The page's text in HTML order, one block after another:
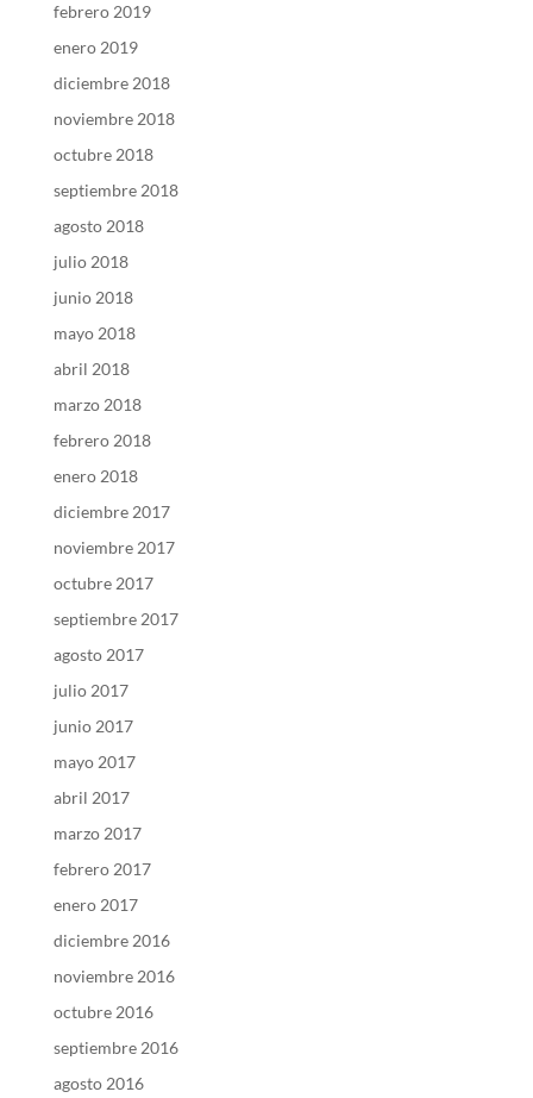
febrero 2019
enero 2019
diciembre 2018
noviembre 2018
octubre 2018
septiembre 2018
agosto 2018
julio 2018
junio 2018
mayo 2018
abril 2018
marzo 2018
febrero 2018
enero 2018
diciembre 2017
noviembre 2017
octubre 2017
septiembre 2017
agosto 2017
julio 2017
junio 2017
mayo 2017
abril 2017
marzo 2017
febrero 2017
enero 2017
diciembre 2016
noviembre 2016
octubre 2016
septiembre 2016
agosto 2016